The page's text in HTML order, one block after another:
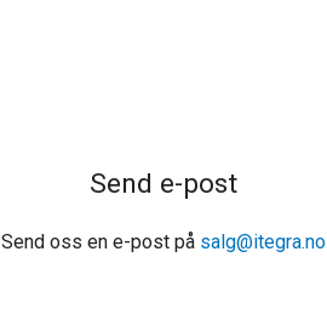
Send e-post
Send oss en e-post på salg@itegra.no